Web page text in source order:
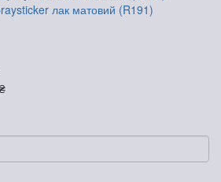
лак матовий (R191)